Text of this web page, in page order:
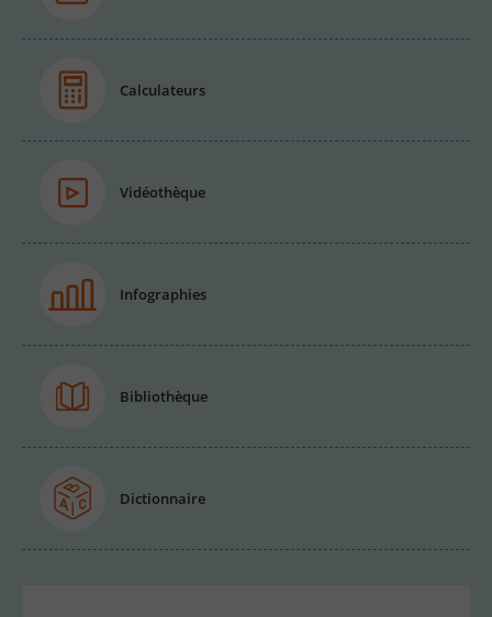
Calculateurs
Vidéothèque
Infographies
Bibliothèque
Dictionnaire